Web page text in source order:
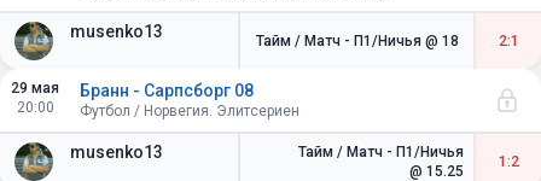
musenko13 Тайм / Матч - П1/Ничья @ 18 2:1
29 мая
20:00
musenko13
Бранн - Сарпсборг 08
Футбол / Норвегия. Элитсериен
Тайм / Матч - П1/Ничья
@ 15.25
1:2